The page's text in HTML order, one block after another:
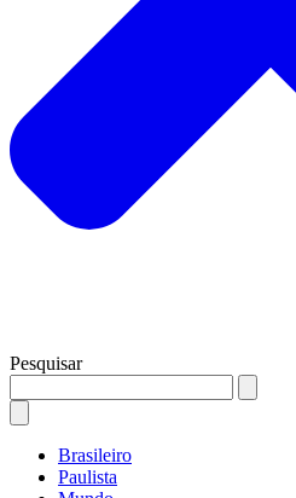
Pesquisar
Brasileiro
Paulista